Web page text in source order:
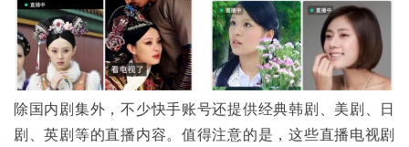
除国内剧集外，不少快手账号还提供经典韩剧、美剧、日
剧、英剧等的直播内容。值得注意的是，这些直播电视剧